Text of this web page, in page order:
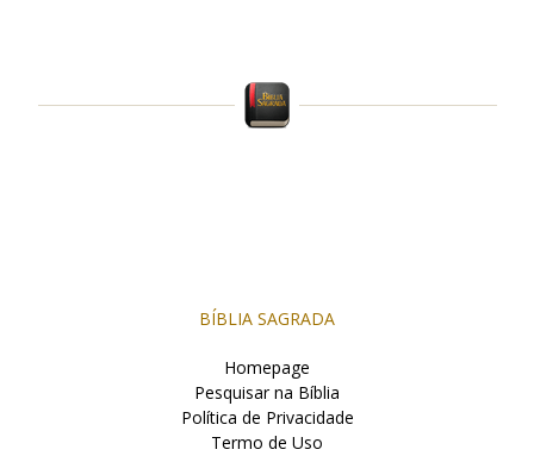
BÍBLIA SAGRADA
Homepage
Pesquisar na Bíblia
Política de Privacidade
Termo de Uso